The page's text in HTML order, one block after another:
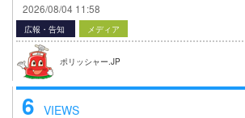
2026/08/04 11:58
広報・告知 メディア
ポリッシャー.JP
6 VIEWS